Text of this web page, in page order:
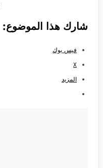
شارك هذا الموضوع:
فيس بوك
X
المزيد